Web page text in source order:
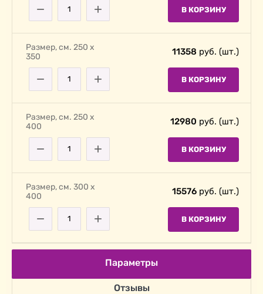
− + В КОРЗИНУ
Размер, cм. 250 х
350
11358 руб. (шт.)
− + В КОРЗИНУ
Размер, cм. 250 х
400
12980 руб. (шт.)
− + В КОРЗИНУ
Размер, cм. 300 х
400
15576 руб. (шт.)
− + В КОРЗИНУ
Параметры
Отзывы